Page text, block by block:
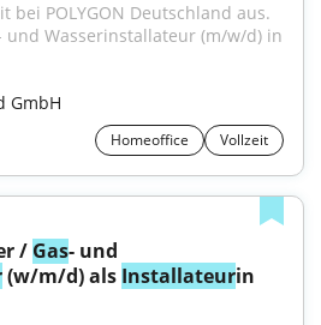
bei POLYGON Deutschland aus.
und Wasserinstallateur (m/w/d) in
GmbH
Homeoffice Vollzeit
/ Gas
(w/m/d) als Installateurin